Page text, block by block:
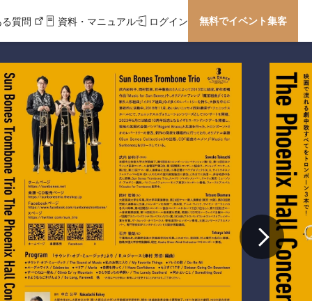
質問 資料・マニュアル ログイン 無料でイベント集客